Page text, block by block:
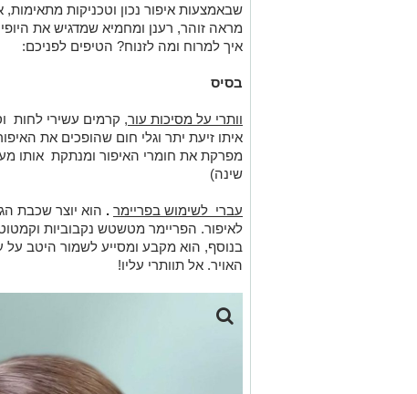
שבאמצעות איפור נכון וטכניקות
מראה זוהר, רענן ומחמיא שמדגיש את
איך למרוח ומה לזנוח? הטיפים לפניכם:
בסיס
וותרי על מסיכות עור, קרמים עשירי לחות
איתו זיעת יתר וגלי חום שהופכים את
מפרקת את חומרי האיפור ומנתקת אותו
שינה)
עברי לשימוש בפריימר . הוא יוצר שכבת
לאיפור. הפריימר מטשטש נקבוביות
בנוסף, הוא מקבע ומסייע לשמור היטב על
האויר. אל תוותרי עליו!